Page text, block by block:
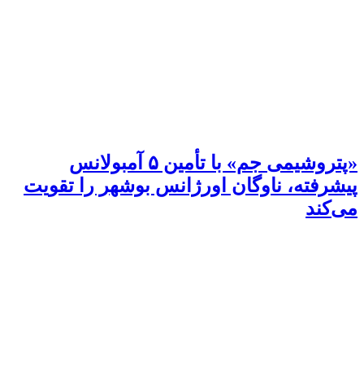
«پتروشیمی جم» با تأمین ۵ آمبولانس
پیشرفته، ناوگان اورژانس بوشهر را تقویت
می‌کند